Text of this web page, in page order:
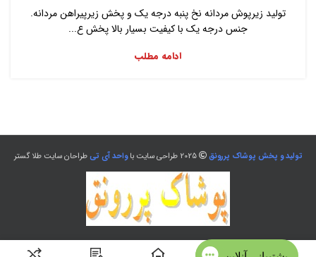
تولید زیرپوش مردانه نخ پنبه درجه یک و پخش زیرپیراهن مردانه.
جنس درجه یک با کیفیت بسیار بالا پخش ع...
ادامه مطلب
تولید و پخش پوشاک پررونق 2025 طراحی سایت با واحد آی تیطراحان سایت طلا گستر